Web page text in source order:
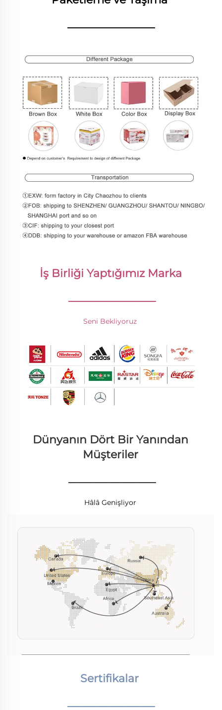
________________
İş Birliği Yaptığımız Marka
________________
Seni Bekliyoruz
Dünyanın Dört Bir Yanından
Müşteriler
________________
Hâlâ Genişliyor
Sertifikalar
________________